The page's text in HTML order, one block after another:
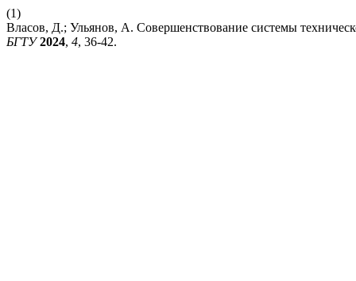
(1)
Власов, Д.; Ульянов, А. Совершенствование системы
БГТУ 2024, 4, 36-42.